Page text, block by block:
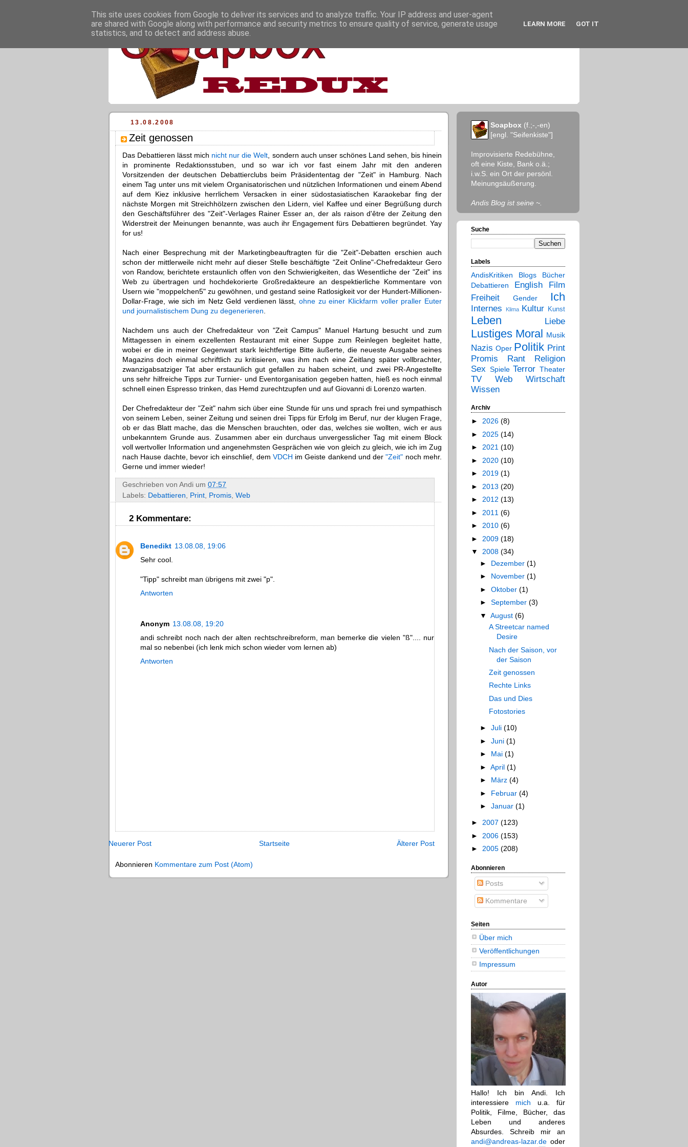
13.08.2008
Zeit genossen
Das Debattieren lässt mich nicht nur die Welt , sondern auch unser schönes Land sehen, bis hinein
in prominente Redaktionsstuben, und so war ich vor fast einem Jahr mit den anderen
Vorsitzenden der deutschen Debattierclubs beim Präsidententag der "Zeit" in Hamburg. Nach
einem Tag unter uns mit vielem Organisatorischen und nützlichen Informationen und einem Abend
auf dem Kiez inklusive herrlichem Versacken in einer südostasiatischen Karaokebar fing der
nächste Morgen mit Streichhölzern zwischen den Lidern, viel Kaffee und einer Begrüßung durch
den Geschäftsführer des "Zeit"-Verlages Rainer Esser an, der als raison d'être der Zeitung den
Widerstreit der Meinungen benannte, was auch ihr Engagement fürs Debattieren begründet. Yay
for us!
Nach einer Besprechung mit der Marketingbeauftragten für die "Zeit"-Debatten erschien auch
schon der mittlerweile nicht mehr auf dieser Stelle beschäftigte "Zeit Online"-Chefredakteur Gero
von Randow, berichtete erstaunlich offen von den Schwierigkeiten, das Wesentliche der "Zeit" ins
Web zu übertragen und hochdekorierte Großredakteure an despektierliche Kommentare von
Usern wie "moppelchen5" zu gewöhnen, und gestand seine Ratlosigkeit vor der Hundert-Millionen-
Dollar-Frage, wie sich im Netz Geld verdienen lässt,ohne zu einer Klickfarm voller praller Euter
und journalistischem Dung zu degenerieren
Nachdem uns auch der Chefredakteur von "Zeit Campus" Manuel Hartung besucht und zum
Mittagessen in einem exzellenten Restaurant mit einer Suppe zum Reinlegen begleitet hatte,
wobei er die in meiner Gegenwart stark leichtfertige Bitte äußerte, die neueste Ausgabe seines
Magazins doch einmal schriftlich zu kritisieren, was ihm nach eine Zeitlang später vollbrachter,
zwanzigabsatziger Tat aber erstaunlich gut gefallen zu haben scheint, und zwei PR-Angestellte
uns sehr hilfreiche Tipps zur Turnier- und Eventorganisation gegeben hatten, hieß es noch einmal
schnell einen Espresso trinken, das Hemd zurechtzupfen und auf Giovanni di Lorenzo warten.
Der Chefredakteur der "Zeit" nahm sich über eine Stunde für uns und sprach frei und sympathisch
von seinem Leben, seiner Zeitung und seinen drei Tipps für Erfolg im Beruf, nur der klugen Frage,
ob er das Blatt mache, das die Menschen brauchten, oder das, welches sie wollten, wich er aus
unbekanntem Grunde aus. Zusammen aber ein durchaus unvergesslicher Tag mit einem Block
voll wertvoller Information und angenehmsten Gesprächen wie von gleich zu gleich, wie ich im Zug
nach Hause dachte, bevor ich einschlief, dem VDCH im Geiste dankend und der"Zeit" noch mehr.
Gerne und immer wieder!
Geschrieben von Andi um 07:57
Labels: Debattieren Print Promis Web
2 Kommentare:
Benedikt 13.08.08, 19:06
Sehr cool.
"Tipp" schreibt man übrigens mit zwei "p".
Antworten
Anonym 13.08.08, 19:20
andi schreibt noch nach der alten rechtschreibreform, man bemerke die vielen "ß".... nur
mal so nebenbei (ich lenk mich schon wieder vom lernen ab)
Antworten
Neuerer Post Älterer Post
Startseite
Abonnieren Kommentare zum Post (Atom)
Soapbox (f.;-,-en)
[engl. "Seifenkiste"]
Improvisierte Redebühne,
oft eine Kiste, Bank o.ä.;
i.w.S. ein Ort der persönl.
Meinungsäußerung.
Andis Blog ist seine ~.
Suche
Labels
AndisKritiken Blogs
Bücher
Debattieren
English
Film
Freiheit
Gender Ich
Internes Klima Kultur Kunst
Leben Liebe
Lustiges Moral Musik
Nazis Oper Politik Print
Promis
Rant
Religion
Sex Spiele Terror Theater
TV Web
Wirtschaft
Wissen
Archiv
► 2026 (8)
► 2025 (14)
► 2021 (10)
► 2020 (10)
► 2019 (1)
► 2013 (20)
► 2012 (13)
► 2011 (6)
► 2010 (6)
► 2009 (18)
▼ 2008 (34)
► Dezember (1)
► November (1)
► Oktober (1)
► September (3)
▼ August (6)
A Streetcar named
Desire
Nach der Saison, vor
der Saison
Zeit genossen
Rechte Links
Das und Dies
Fotostories
► Juli (10)
► Juni (1)
► Mai (1)
► April (1)
► März (4)
► Februar (4)
► Januar (1)
► 2007 (123)
► 2006 (153)
► 2005 (208)
Abonnieren
Posts
Kommentare
Seiten
Über mich
Veröffentlichungen
Impressum
Autor
Hallo! Ich bin Andi. Ich
interessiere mich u.a. für
Politik, Filme, Bücher, das
Leben und anderes
Absurdes. Schreib mir an
andi@andreas-lazar.de oder
This site uses cookies from Google to deliver its services and to analyze traffic. Your IP address and user-agent
are shared with Google along with performance and security metrics to ensure quality of service, generate usage
statistics, and to detect and address abuse.
LEARN MORE GOT IT